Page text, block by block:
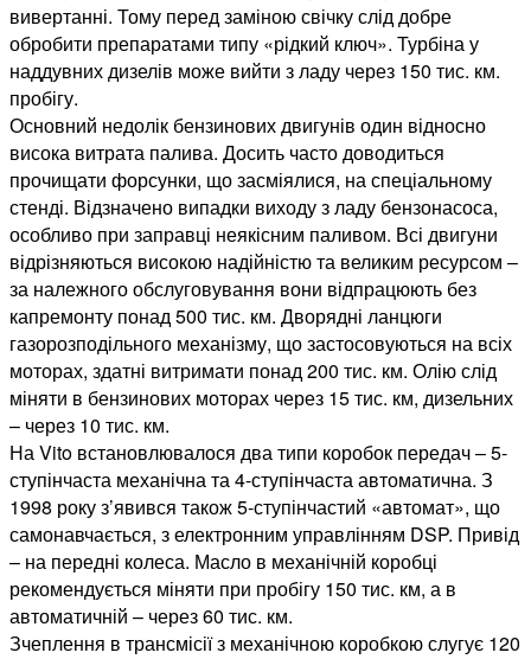
вивертанні. Тому перед заміною свічку слід добре
обробити препаратами типу «рідкий ключ». Турбіна у
наддувних дизелів може вийти з ладу через 150 тис. км.
пробігу.
Основний недолік бензинових двигунів один відносно
висока витрата палива. Досить часто доводиться
прочищати форсунки, що засміялися, на спеціальному
стенді. Відзначено випадки виходу з ладу бензонасоса,
особливо при заправці неякісним паливом. Всі двигуни
відрізняються високою надійністю та великим ресурсом –
за належного обслуговування вони відпрацюють без
капремонту понад 500 тис. км. Дворядні ланцюги
газорозподільного механізму, що застосовуються на всіх
моторах, здатні витримати понад 200 тис. км. Олію слід
міняти в бензинових моторах через 15 тис. км, дизельних
– через 10 тис. км.
На Vito встановлювалося два типи коробок передач – 5-
ступінчаста механічна та 4-ступінчаста автоматична. З
1998 року з’явився також 5-ступінчастий «автомат», що
самонавчається, з електронним управлінням DSP. Привід
– на передні колеса. Масло в механічній коробці
рекомендується міняти при пробігу 150 тис. км, а в
автоматичній – через 60 тис. км.
Зчеплення в трансмісії з механічною коробкою слугує 120